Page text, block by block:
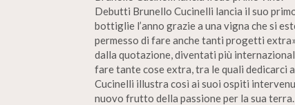
Debutti Brunello Cucinelli lancia il suo
bottiglie l’anno grazie a una vigna che si
permesso di fare anche tanti progetti
dalla quotazione, diventati più
fare tante cose extra, tra le quali dedicarci
Cucinelli illustra così ai suoi ospiti
nuovo frutto della passione per la sua terra.